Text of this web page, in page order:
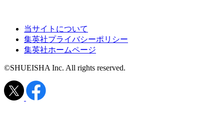
当サイトについて
集英社プライバシーポリシー
集英社ホームページ
©SHUEISHA Inc. All rights reserved.